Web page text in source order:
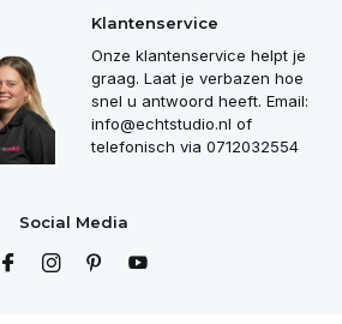
Klantenservice
Onze klantenservice helpt je
graag. Laat je verbazen hoe
snel u antwoord heeft. Email:
info@echtstudio.nl of
telefonisch via 0712032554
Social Media